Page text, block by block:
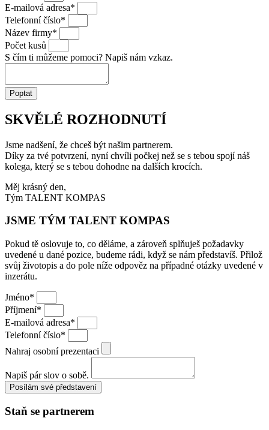
E-mailová adresa*
Telefonní číslo*
Název firmy*
Počet kusů
S čím ti můžeme pomoci? Napiš nám vzkaz.
Poptat
SKVĚLÉ ROZHODNUTÍ
Jsme nadšení, že chceš být našim partnerem.
Díky za tvé potvrzení, nyní chvíli počkej než se s tebou spojí náš
kolega, který se s tebou dohodne na dalších krocích.
Měj krásný den,
Tým TALENT KOMPAS
JSME TÝM TALENT KOMPAS
Pokud tě oslovuje to, co děláme, a zároveň splňuješ požadavky
uvedené u dané pozice, budeme rádi, když se nám představíš. Přilož
svůj životopis a do pole níže odpověz na případné otázky uvedené v
inzerátu.
Jméno*
Příjmení*
E-mailová adresa*
Telefonní číslo*
Nahraj osobní prezentaci
Napiš pár slov o sobě.
Posílám své představení
Staň se partnerem